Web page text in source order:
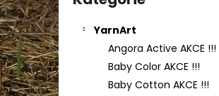
s
t
r
a
n
kategorie
YarnArt
Angora Active AKCE !!!
Baby Color AKCE !!!
Baby Cotton AKCE !!!